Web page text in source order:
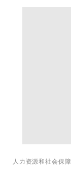
人力资源和社会保